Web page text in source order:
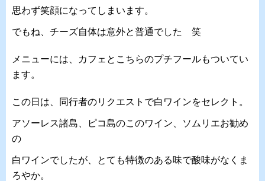
思わず笑顔になってしまいます。
でもね、チーズ自体は意外と普通でした 笑
メニューには、カフェとこちらのプチフールもついてい
ます。
この日は、同行者のリクエストで白ワインをセレクト。
アソーレス諸島、ピコ島のこのワイン、ソムリエお勧め
の
白ワインでしたが、とても特徴のある味で酸味がなくま
ろやか。